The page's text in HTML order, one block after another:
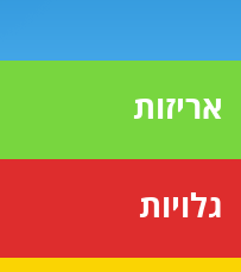
אריזות
גלויות